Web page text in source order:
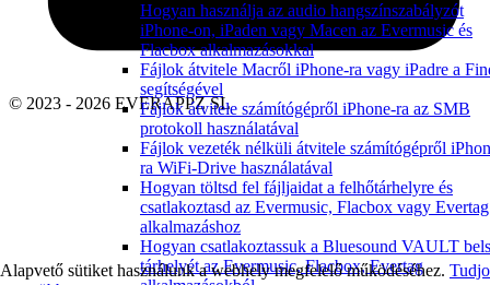
Hogyan használja az audio hangszínszabályzót
iPhone-on, iPaden vagy Macen az Evermusic és
Flacbox alkalmazásokkal
Fájlok átvitele Macről iPhone-ra vagy iPadre a
segítségével
Fájlok átvitele számítógépről iPhone-ra az SMB
protokoll használatával
Fájlok vezeték nélküli átvitele számítógépről
ra WiFi-Drive használatával
Hogyan töltsd fel fájljaidat a felhőtárhelyre és
csatlakoztasd az Evermusic, Flacbox vagy Evertag
alkalmazáshoz
Hogyan csatlakoztassuk a Bluesound VAULT
tárhelyét az Evermusic, Flacbox, Evertag
Alapvető sütiket használunk a webhely megfelelő működéséhez.
© 2023 - 2026 EVERAPPZ SL